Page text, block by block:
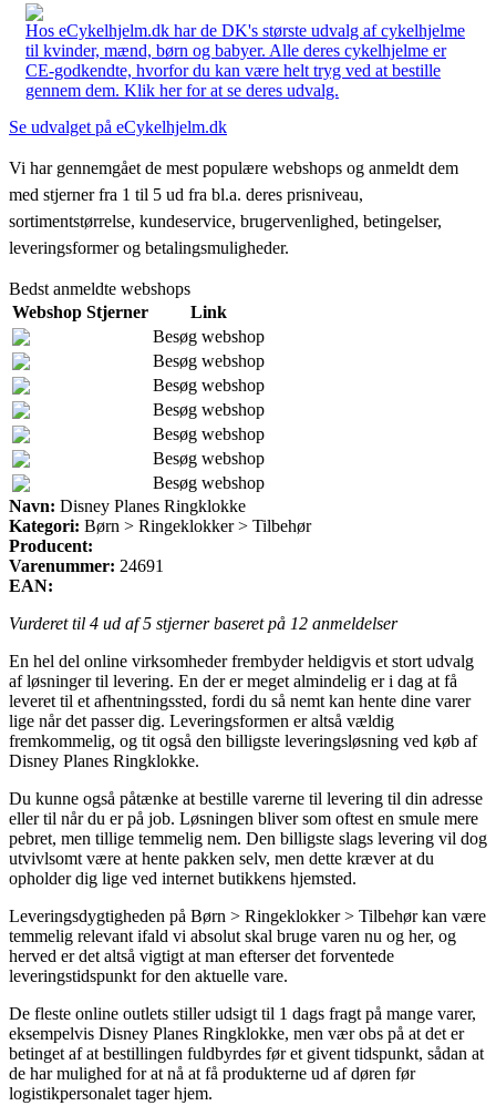
Hos eCykelhjelm.dk har de DK's største udvalg af cykelhjelme
til kvinder, mænd, børn og babyer. Alle deres cykelhjelme er
CE-godkendte, hvorfor du kan være helt tryg ved at bestille
gennem dem. Klik her for at se deres udvalg.
Se udvalget på eCykelhjelm.dk
Vi har gennemgået de mest populære webshops og anmeldt dem
med stjerner fra 1 til 5 ud fra bl.a. deres prisniveau,
sortimentstørrelse, kundeservice, brugervenlighed, betingelser,
leveringsformer og betalingsmuligheder.
Bedst anmeldte webshops
Webshop Stjerner
Link
Besøg webshop
Besøg webshop
Besøg webshop
Besøg webshop
Besøg webshop
Besøg webshop
Besøg webshop
Navn: Disney Planes Ringklokke
Kategori: Børn > Ringeklokker > Tilbehør
Producent:
Varenummer: 24691
EAN:
Vurderet til 4 ud af 5 stjerner baseret på 12 anmeldelser
En hel del online virksomheder frembyder heldigvis et stort udvalg
af løsninger til levering. En der er meget almindelig er i dag at få
leveret til et afhentningssted, fordi du så nemt kan hente dine varer
lige når det passer dig. Leveringsformen er altså vældig
fremkommelig, og tit også den billigste leveringsløsning ved køb af
Disney Planes Ringklokke.
Du kunne også påtænke at bestille varerne til levering til din adresse
eller til når du er på job. Løsningen bliver som oftest en smule mere
pebret, men tillige temmelig nem. Den billigste slags levering vil dog
utvivlsomt være at hente pakken selv, men dette kræver at du
opholder dig lige ved internet butikkens hjemsted.
Leveringsdygtigheden på Børn > Ringeklokker > Tilbehør kan være
temmelig relevant ifald vi absolut skal bruge varen nu og her, og
herved er det altså vigtigt at man efterser det forventede
leveringstidspunkt for den aktuelle vare.
De fleste online outlets stiller udsigt til 1 dags fragt på mange varer,
eksempelvis Disney Planes Ringklokke, men vær obs på at det er
betinget af at bestillingen fuldbyrdes før et givent tidspunkt, sådan at
de har mulighed for at nå at få produkterne ud af døren før
logistikpersonalet tager hjem.